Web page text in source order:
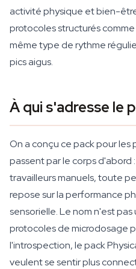
activité physique et bien-
protocoles structurés
même type de rythme
pics aigus.
À qui s'adresse le
On a conçu ce pack pour
passent par le corps d'abord
travailleurs manuels, toute
repose sur la performance
sensorielle. Le nom n'est pas
protocoles de microdosage
l'introspection, le pack
veulent se sentir plus